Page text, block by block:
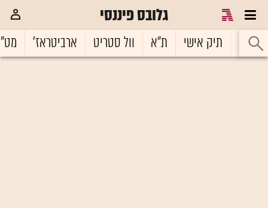
גלובס פיננסי
ראשי תיק אישי ת"א וול סטריט ארביטראז'